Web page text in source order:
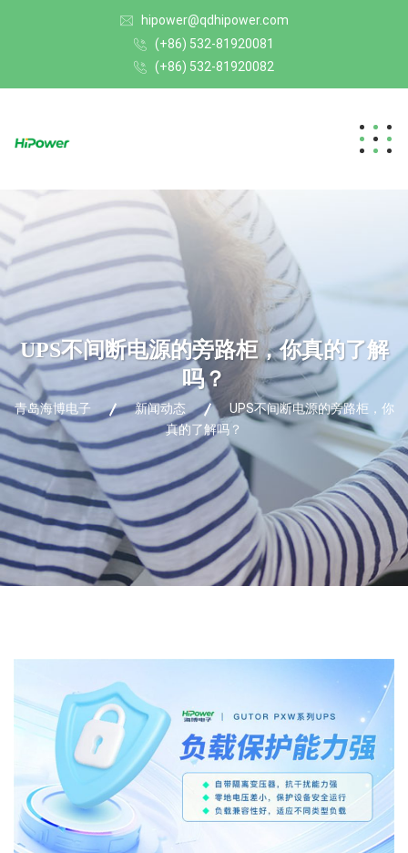
hipower@qdhipower.com
(+86) 532-81920081
(+86) 532-81920082
UPS不间断电源的旁路柜，你真的了解
吗？
青岛海博电子 新闻动态
UPS不间断电源的旁路柜，你
真的了解吗？